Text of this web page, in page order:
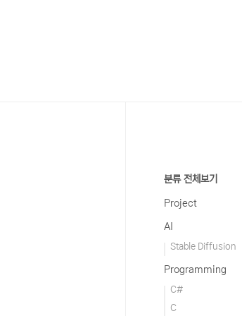
분류 전체보기
Project
AI
Stable Diffusion
Programming
C#
C